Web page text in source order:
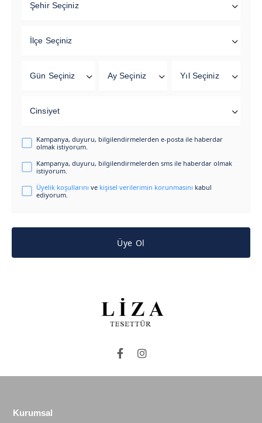
Şehir Seçiniz
İlçe Seçiniz
Gün Seçiniz Ay Seçiniz Yıl Seçiniz
Cinsiyet
Kampanya, duyuru, bilgilendirmelerden e-posta ile haberdar
olmak istiyorum.
Kampanya, duyuru, bilgilendirmelerden sms ile haberdar olmak
istiyorum.
Üyelik koşullarını ve kişisel verilerimin korunmasını kabul
ediyorum.
Üye Ol
Kurumsal